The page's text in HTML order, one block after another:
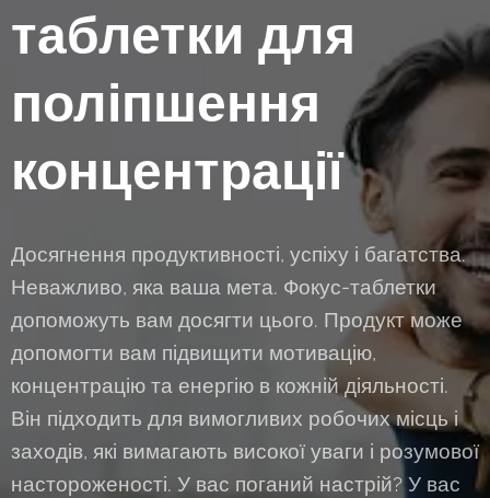
таблетки для
поліпшення
концентрації
Досягнення продуктивності, успіху і багатства.
Неважливо, яка ваша мета. Фокус-таблетки
допоможуть вам досягти цього. Продукт може
допомогти вам підвищити мотивацію,
концентрацію та енергію в кожній діяльності.
Він підходить для вимогливих робочих місць і
заходів, які вимагають високої уваги і розумової
настороженості. У вас поганий настрій? У вас